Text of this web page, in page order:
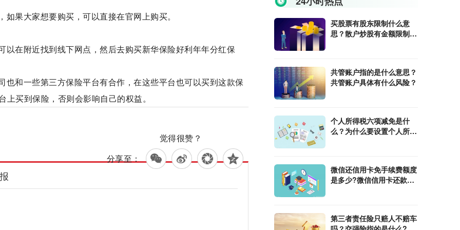
果大家想要购买，可以直接在官网上购买。
以在附近找到线下网点，然后去购买新华保险好利年年分红保
也和一些第三方保险平台有合作，在这些平台也可以买到这款保
买到保险，否则会影响自己的权益。
觉得很赞？
分享至：
买股票有股东限制什么意
思？散户炒股有金额限制
共管账户指的是什么意思？
共管账户具体有什么风险？
个人所得税六项减免是什
么？为什么要设置个人所得
微信还信用卡免手续费额度
是多少?微信信用卡还款限
第三者责任险只赔人不赔车